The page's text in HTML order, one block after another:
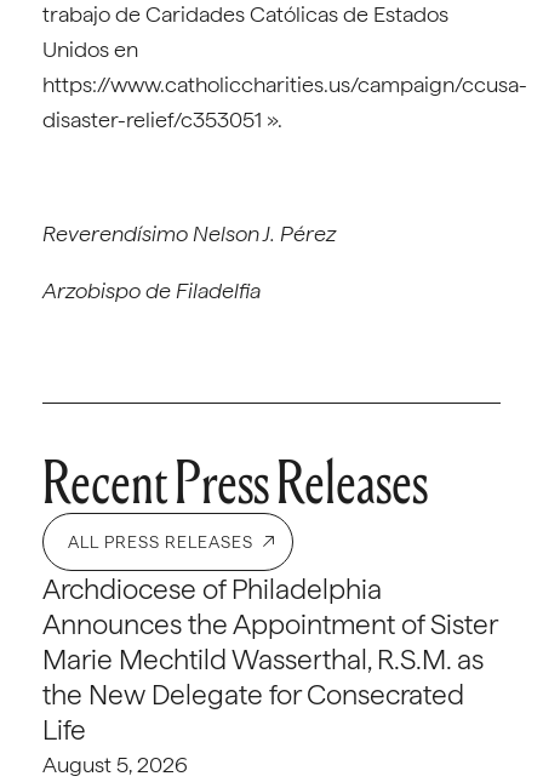
trabajo de Caridades Católicas de Estados
Unidos en
https://www.catholiccharities.us/campaign/ccusa-
disaster-relief/c353051 ».
Reverendísimo Nelson J. Pérez
Arzobispo de Filadelfia
Recent Press Releases
ALL PRESS RELEASES
Archdiocese of Philadelphia
Announces the Appointment of Sister
Marie Mechtild Wasserthal, R.S.M. as
the New Delegate for Consecrated
Life
August 5, 2026